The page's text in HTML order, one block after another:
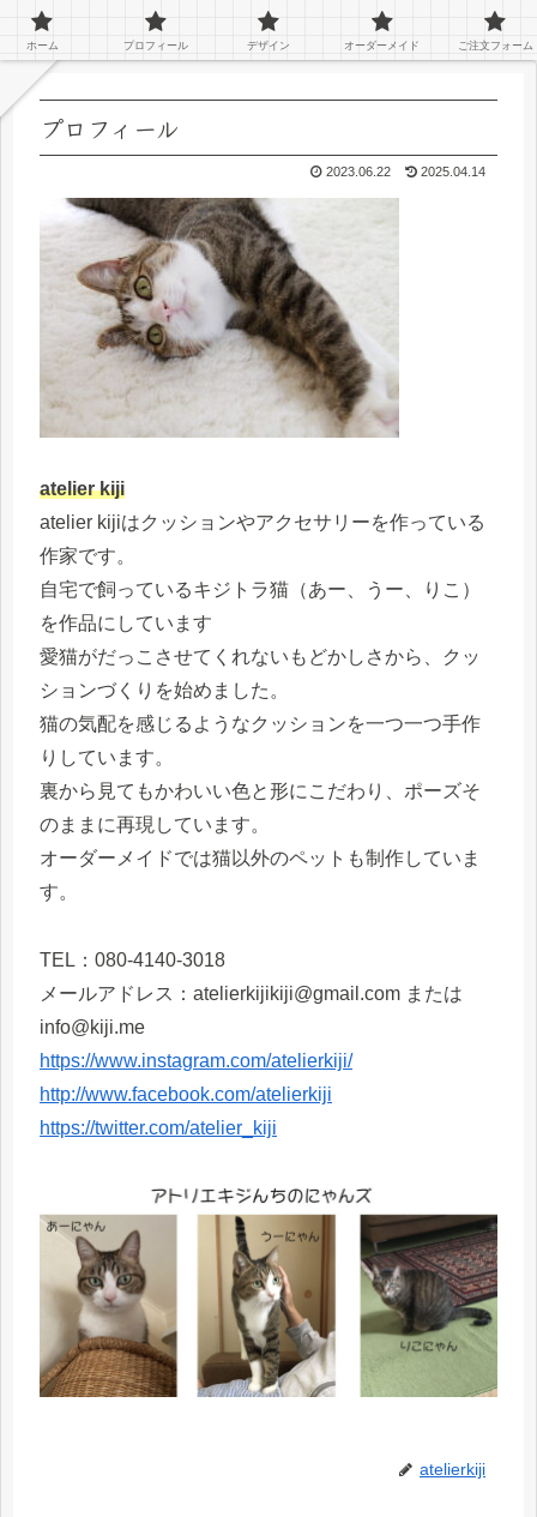
ペットのオーダーグッズを作っているアトリエキジです！
プロフィール
2023.06.22 2025.04.14
atelier kiji
atelier kijiはクッションやアクセサリーを作っている
作家です。
自宅で飼っているキジトラ猫（あー、うー、りこ）
を作品にしています
愛猫がだっこさせてくれないもどかしさから、クッ
ションづくりを始めました。
猫の気配を感じるようなクッションを一つ一つ手作
りしています。
裏から見てもかわいい色と形にこだわり、ポーズそ
のままに再現しています。
オーダーメイドでは猫以外のペットも制作していま
す。
TEL：080-4140-3018
メールアドレス：atelierkijikiji@gmail.com または
info@kiji.me
https://www.instagram.com/atelierkiji/
http://www.facebook.com/atelierkiji
https://twitter.com/atelier_kiji
atelierkiji
ホーム プロフィール デザイン オーダーメイド ご注文フォーム